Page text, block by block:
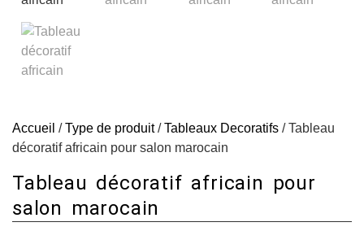
Accueil /Type de produit/Tableaux Decoratifs / Tableau
décoratif africain pour salon marocain
Tableau décoratif africain pour
salon marocain